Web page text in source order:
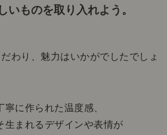
いものを取り入れよう。
わり、魅力はいかがでしたでしょ
に作られた温度感、
生まれるデザインや表情が